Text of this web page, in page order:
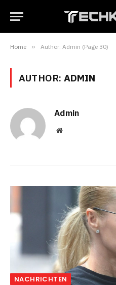
Home » Author: Admin (Page 30)
AUTHOR: ADMIN
Admin
Website
NACHRICHTEN